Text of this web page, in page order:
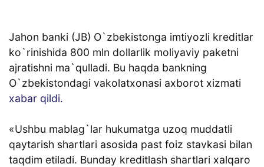
Jahon banki (JB) O`zbekistonga imtiyozli kreditlar
ko`rinishida 800 mln dollarlik moliyaviy paketni
ajratishni ma`qulladi. Bu haqda bankning
O`zbekistondagi vakolatxonasi axborot xizmati
xabar qildi.
«Ushbu mablag`lar hukumatga uzoq muddatli
qaytarish shartlari asosida past foiz stavkasi bilan
taqdim etiladi. Bunday kreditlash shartlari xalqaro